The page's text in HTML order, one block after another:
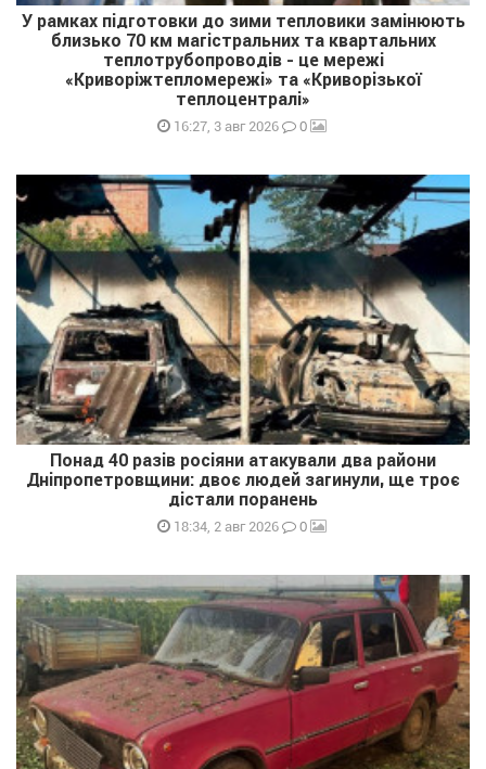
У рамках підготовки до зими тепловики замінюють
близько 70 км магістральних та квартальних
теплотрубопроводів - це мережі
«Криворіжтепломережі» та «Криворізької
теплоцентралі»
16:27, 3 авг 2026 0
Понад 40 разів росіяни атакували два райони
Дніпропетровщини: двоє людей загинули, ще троє
дістали поранень
18:34, 2 авг 2026 0